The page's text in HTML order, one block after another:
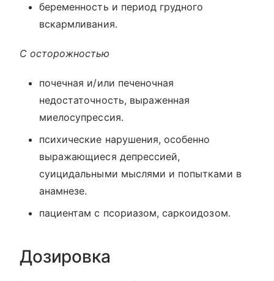
беременность и период грудного
вскармливания.
С осторожностью
почечная и/или печеночная
недостаточность, выраженная
миелосупрессия.
психические нарушения, особенно
выражающиеся депрессией,
суицидальными мыслями и попытками в
анамнезе.
пациентам с псориазом, саркоидозом.
Дозировка